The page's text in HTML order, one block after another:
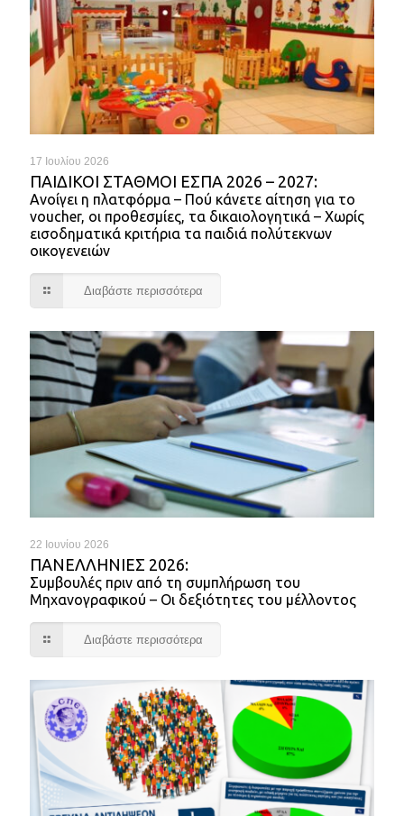
17 Ιουλίου 2026
ΠΑΙΔΙΚΟΊ ΣΤΑΘΜΟΊ ΕΣΠΑ 2026 – 2027:
Ανοίγει η πλατφόρμα – Πού κάνετε αίτηση για το
voucher, οι προθεσμίες, τα δικαιολογητικά – Χωρίς
εισοδηματικά κριτήρια τα παιδιά πολύτεκνων
οικογενειών
Διαβάστε περισσότερα
22 Ιουνίου 2026
ΠΑΝΕΛΛΉΝΙΕΣ 2026:
Συμβουλές πριν από τη συμπλήρωση του
Μηχανογραφικού – Οι δεξιότητες του μέλλοντος
Διαβάστε περισσότερα